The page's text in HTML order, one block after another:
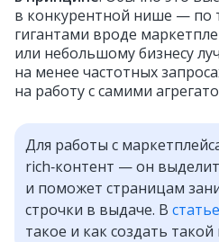
в конкурентной нише — по
гигантами вроде
или небольшому бизнесу
на менее частотных
на работу с самими
Для работы с
rich‑контент — он
и поможет страницам
строчки в выдаче. В статье
такое и как создать такой